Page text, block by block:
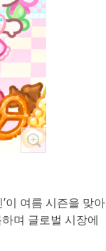
이 여름 시즌을 맞아
며 글로벌 시장에